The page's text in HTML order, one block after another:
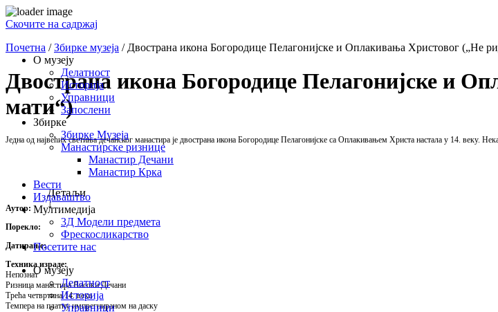
Скочите на садржај
О музеју
Делатност
Историја
Управници
Запослени
Збирке
Збирке Музеја
Манастирске ризнице
Манастир Дечани
Манастир Крка
Вести
Издаваштво
Мултимедија
3Д Модели предмета
Фрескосликарство
Посетите нас
О музеју
Делатност
Историја
Управници
Почетна /Збирке музеја / Двострана икона Богородице Пелагонијске и Оплакивања Христовог („Не
Двострана икона Богородице Пелагонијске и
мати“)
Једна од највећих светиња дечанског манастира је двострана икона Богородице Пелагонијске са Оплакивањем Христа настала у 14. веку.
Детаљи
↓
Аутор:
Порекло:
Датирање:
Техника израде:
Непознат
Ризница манастира Високи Дечани
Трећа четвртина 14. века
Темпера на платну импрегнираном на даску